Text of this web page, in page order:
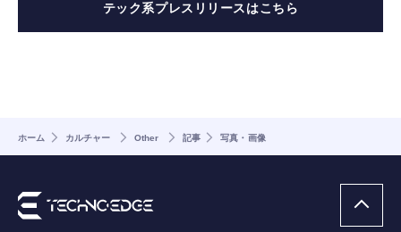
テック系プレスリリースはこちら
ホーム カルチャー Other 記事 写真・画像